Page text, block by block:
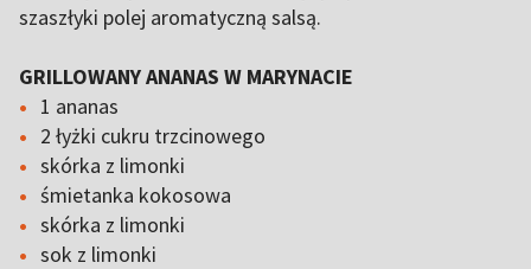
szaszłyki polej aromatyczną salsą.
GRILLOWANY ANANAS W MARYNACIE
1 ananas
2 łyżki cukru trzcinowego
skórka z limonki
śmietanka kokosowa
skórka z limonki
sok z limonki